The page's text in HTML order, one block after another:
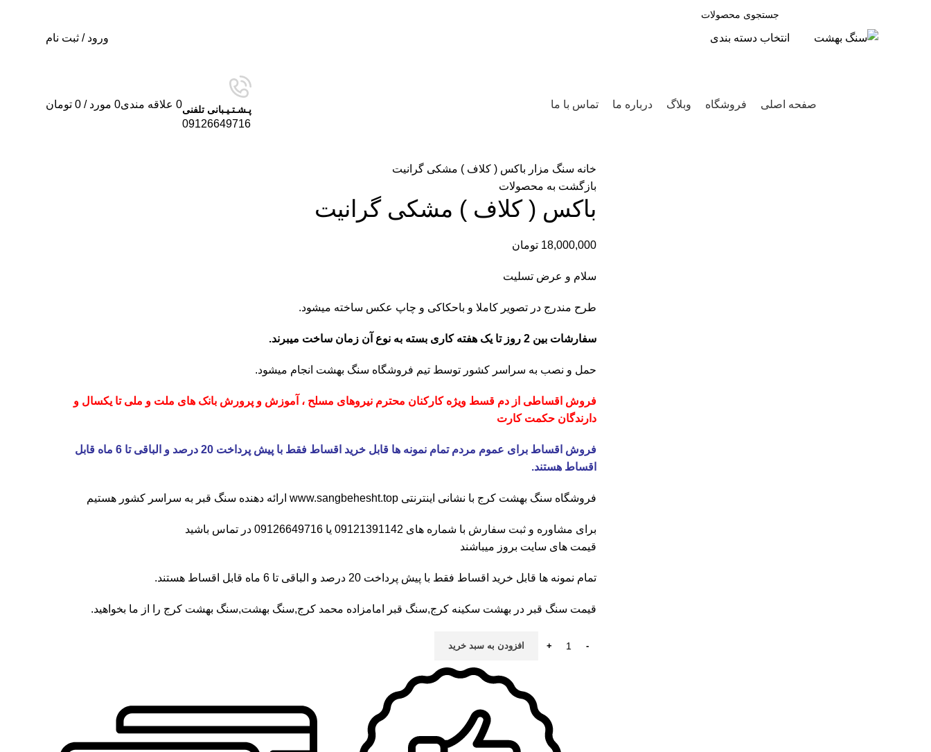
انتخاب دسته بندی ورود / ثبت نام
صفحه اصلی فروشگاه وبلاگ درباره ما تماس با ما پـشـتـیـبانی تلفنی
09126649716
0 علاقه مندی0 مورد /
0 تومان
خانه سنگ مزار باکس ( کلاف ) مشکی گرانیت
بازگشت به محصولات
باکس ( کلاف ) مشکی گرانیت
18,000,000 تومان
سلام و عرض تسلیت
طرح مندرج در تصویر کاملا و باحکاکی و چاپ عکس ساخته میشود.
سفارشات بین 2 روز تا یک هفته کاری بسته به نوع آن زمان ساخت میبرند.
حمل و نصب به سراسر کشور توسط تیم فروشگاه سنگ بهشت انجام میشود.
فروش اقساطی از دم قسط ویژه کارکنان محترم نیروهای مسلح ، آموزش و پرورش بانک های ملت و ملی تا یکسال و
دارندگان حکمت کارت
فروش اقساط برای عموم مردم تمام نمونه ها قابل خرید اقساط فقط با پیش پرداخت 20 درصد و الباقی تا 6 ماه قابل
اقساط هستند.
فروشگاه سنگ بهشت کرج با نشانی اینترنتیwww.sangbehesht.top ارائه دهنده سنگ قبر به سراسر کشور هستیم
برای مشاوره و ثبت سفارش با شماره های 09121391142 یا09126649716 در تماس باشید
قیمت های سایت بروز میباشند
تمام نمونه ها قابل خرید اقساط فقط با پیش پرداخت 20 درصد و الباقی تا 6 ماه قابل اقساط هستند.
قیمت سنگ قبر در بهشت سکینه کرج,سنگ قبر امامزاده محمد کرج,سنگ بهشت,سنگ بهشت کرج را از ما بخواهید.
افزودن به سبد خرید